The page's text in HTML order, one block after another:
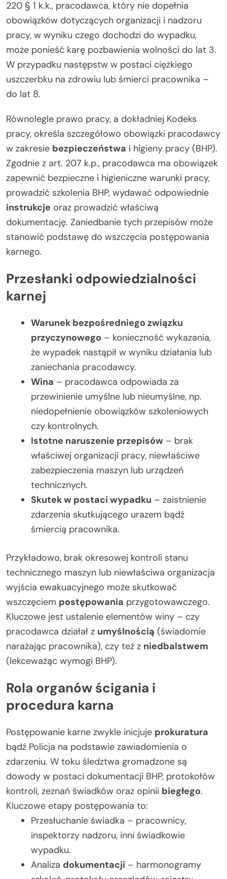
220 § 1 k.k., pracodawca, który nie dopełnia
obowiązków dotyczących organizacji i nadzoru
pracy, w wyniku czego dochodzi do wypadku,
może ponieść karę pozbawienia wolności do lat 3.
W przypadku następstw w postaci ciężkiego
uszczerbku na zdrowiu lub śmierci pracownika –
do lat 8.
Równolegle prawo pracy, a dokładniej Kodeks
pracy, określa szczegółowo obowiązki pracodawcy
w zakresie bezpieczeństwa i higieny pracy (BHP).
Zgodnie z art. 207 k.p., pracodawca ma obowiązek
zapewnić bezpieczne i higieniczne warunki pracy,
prowadzić szkolenia BHP, wydawać odpowiednie
instrukcje oraz prowadzić właściwą
dokumentację. Zaniedbanie tych przepisów może
stanowić podstawę do wszczęcia postępowania
karnego.
Przesłanki odpowiedzialności
karnej
Warunek bezpośredniego związku
przyczynowego – konieczność wykazania,
że wypadek nastąpił w wyniku działania lub
zaniechania pracodawcy.
Wina – pracodawca odpowiada za
przewinienie umyślne lub nieumyślne, np.
niedopełnienie obowiązków szkoleniowych
czy kontrolnych.
Istotne naruszenie przepisów – brak
właściwej organizacji pracy, niewłaściwe
zabezpieczenia maszyn lub urządzeń
technicznych.
Skutek w postaci wypadku – zaistnienie
zdarzenia skutkującego urazem bądź
śmiercią pracownika.
Przykładowo, brak okresowej kontroli stanu
technicznego maszyn lub niewłaściwa organizacja
wyjścia ewakuacyjnego może skutkować
wszczęciem postępowania przygotowawczego.
Kluczowe jest ustalenie elementów winy – czy
pracodawca działał z umyślnością (świadomie
narażając pracownika), czy też z niedbalstwem
(lekceważąc wymogi BHP).
Rola organów ścigania i
procedura karna
Postępowanie karne zwykle inicjuje prokuratura
bądź Policja na podstawie zawiadomienia o
zdarzeniu. W toku śledztwa gromadzone są
dowody w postaci dokumentacji BHP, protokołów
kontroli, zeznań świadków oraz opinii biegłego.
Kluczowe etapy postępowania to:
Przesłuchanie świadka – pracownicy,
inspektorzy nadzoru, inni świadkowie
wypadku.
Analiza dokumentacji – harmonogramy